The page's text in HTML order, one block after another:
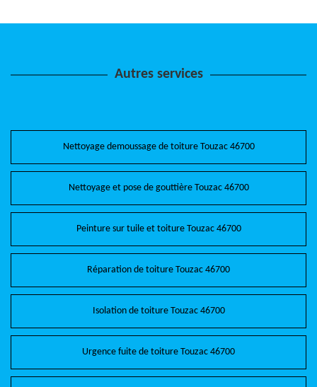
Autres services
Nettoyage demoussage de toiture Touzac 46700
Nettoyage et pose de gouttière Touzac 46700
Peinture sur tuile et toiture Touzac 46700
Réparation de toiture Touzac 46700
Isolation de toiture Touzac 46700
Urgence fuite de toiture Touzac 46700